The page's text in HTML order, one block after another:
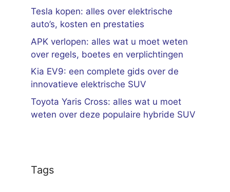
Tesla kopen: alles over elektrische
auto’s, kosten en prestaties
APK verlopen: alles wat u moet weten
over regels, boetes en verplichtingen
Kia EV9: een complete gids over de
innovatieve elektrische SUV
Toyota Yaris Cross: alles wat u moet
weten over deze populaire hybride SUV
Tags